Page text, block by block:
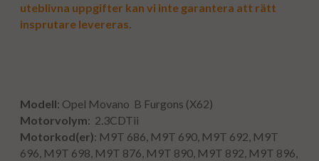
uteblivna uppgifter kan vi inte garantera att rätt
insprutare levereras.
Modell: Opel Movano B Furgons (X62)
Motorvolym: 2.3CDTii
Motorkod(er): M9T 686, M9T 690, M9T 692, M9T
696, M9T 698, M9T 876, M9T 890, M9T 892, M9T 896,